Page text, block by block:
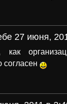
27 июня,